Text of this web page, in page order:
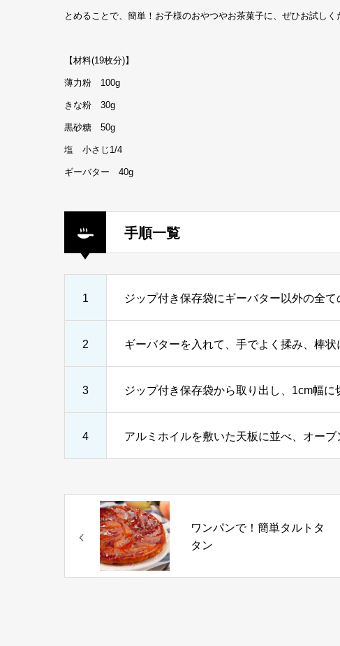
とめることで、簡単！お子様のおやつやお茶菓子に、ぜひお試しく
【材料(19枚分)】
薄力粉 100g
きな粉 30g
黒砂糖 50g
塩 小さじ1/4
ギーバター 40g
手順一覧
1 ジップ付き保存袋にギーバター以外の全て
2 ギーバターを入れて、手でよく揉み、棒状
3 ジップ付き保存袋から取り出し、1cm幅に
4 アルミホイルを敷いた天板に並べ、オー
ワンパンで！簡単タルトタ
タン